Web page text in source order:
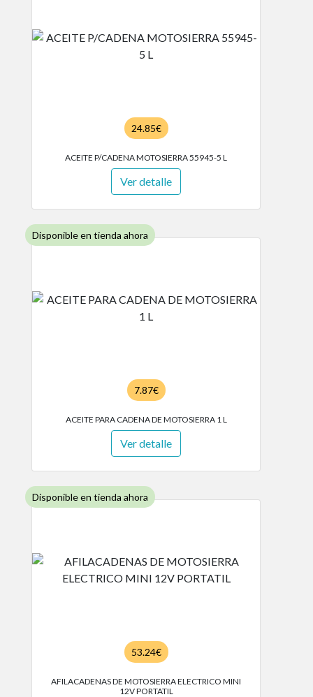
24.85€
ACEITE P/CADENA MOTOSIERRA 55945-5 L
Ver detalle
Disponible en tienda ahora
7.87€
ACEITE PARA CADENA DE MOTOSIERRA 1 L
Ver detalle
Disponible en tienda ahora
53.24€
AFILACADENAS DE MOTOSIERRA ELECTRICO MINI
12V PORTATIL